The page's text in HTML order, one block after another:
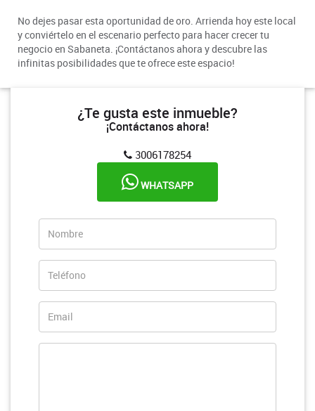
No dejes pasar esta oportunidad de oro. Arrienda hoy este local
y conviértelo en el escenario perfecto para hacer crecer tu
negocio en Sabaneta. ¡Contáctanos ahora y descubre las
infinitas posibilidades que te ofrece este espacio!
¿Te gusta este inmueble?
¡Contáctanos ahora!
3006178254
WHATSAPP